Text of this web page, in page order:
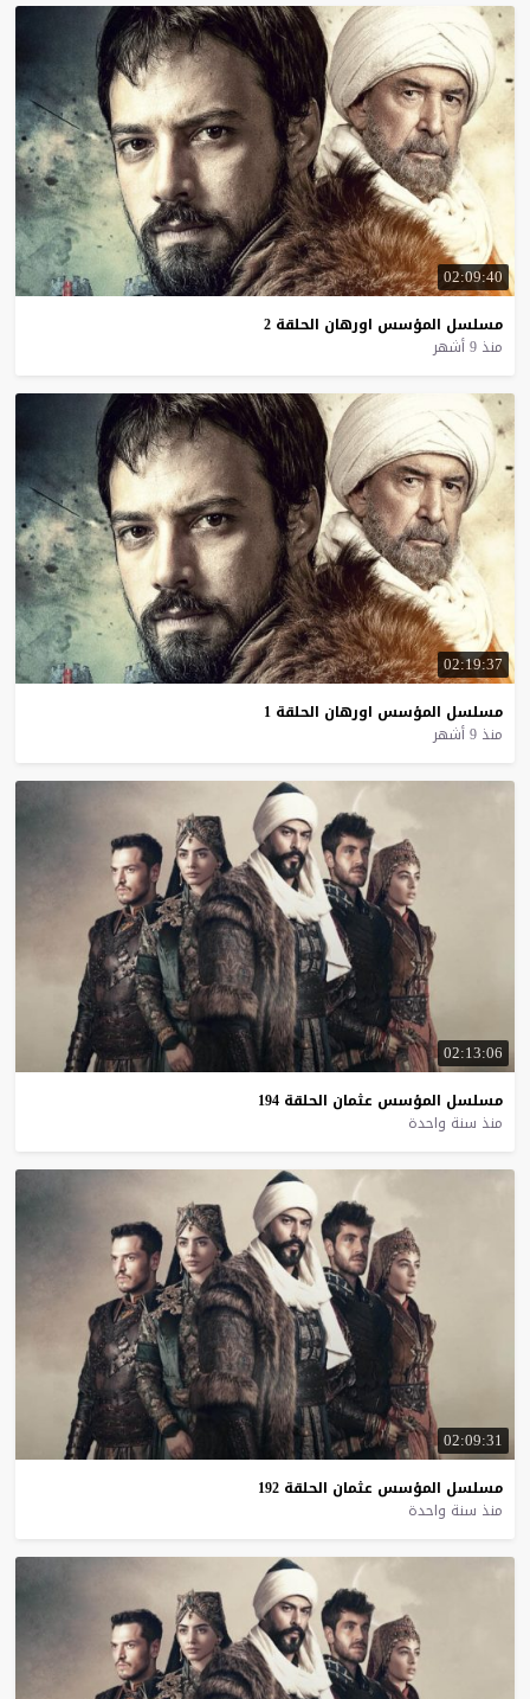
02:09:40
مسلسل المؤسس اورهان الحلقة 2
منذ 9 أشهر
02:19:37
مسلسل المؤسس اورهان الحلقة 1
منذ 9 أشهر
02:13:06
مسلسل المؤسس عثمان الحلقة 194
منذ سنة واحدة
02:09:31
مسلسل المؤسس عثمان الحلقة 192
منذ سنة واحدة